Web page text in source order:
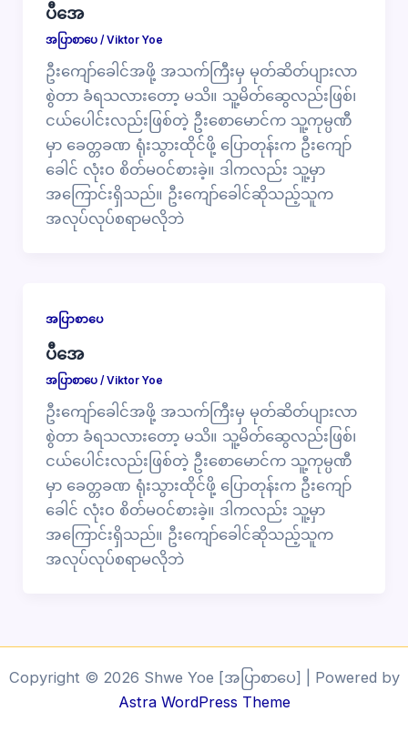
ပီအေ
အပြာစာပေ/Viktor Yoe
ဦးကျော်ခေါင်အဖို့ အသက်ကြီးမှ မုတ်ဆိတ်ပျားလာ
စွဲတာ ခံရသလားတော့ မသိ။ သူ့မိတ်ဆွေလည်းဖြစ်၊
ငယ်ပေါင်းလည်းဖြစ်တဲ့ ဦးစောမောင်က သူ့ကုမ္ပဏီ
မှာ ခေတ္တခဏ ရုံးသွားထိုင်ဖို့ ပြောတုန်းက ဦးကျော်
ခေါင် လုံးဝ စိတ်မဝင်စားခဲ့။ ဒါကလည်း သူ့မှာ
အကြောင်းရှိသည်။ ဦးကျော်ခေါင်ဆိုသည့်သူက
အလုပ်လုပ်စရာမလိုဘဲ
အပြာစာပေ
ပီအေ
အပြာစာပေ/Viktor Yoe
ဦးကျော်ခေါင်အဖို့ အသက်ကြီးမှ မုတ်ဆိတ်ပျားလာ
စွဲတာ ခံရသလားတော့ မသိ။ သူ့မိတ်ဆွေလည်းဖြစ်၊
ငယ်ပေါင်းလည်းဖြစ်တဲ့ ဦးစောမောင်က သူ့ကုမ္ပဏီ
မှာ ခေတ္တခဏ ရုံးသွားထိုင်ဖို့ ပြောတုန်းက ဦးကျော်
ခေါင် လုံးဝ စိတ်မဝင်စားခဲ့။ ဒါကလည်း သူ့မှာ
အကြောင်းရှိသည်။ ဦးကျော်ခေါင်ဆိုသည့်သူက
အလုပ်လုပ်စရာမလိုဘဲ
Copyright © 2026 Shwe Yoe [အပြာစာပေ] | Powered by
Astra WordPress Theme